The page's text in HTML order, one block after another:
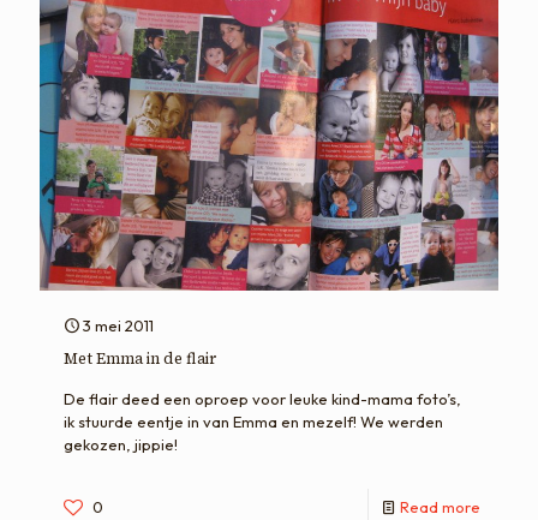
3 mei 2011
Met Emma in de flair
De flair deed een oproep voor leuke kind-mama foto’s,
ik stuurde eentje in van Emma en mezelf! We werden
gekozen, jippie!
0 Read more